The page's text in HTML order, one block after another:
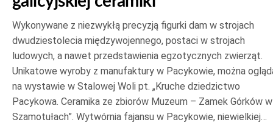
Wykonywane z niezwykłą precyzją figurki dam w strojach
dwudziestolecia międzywojennego, postaci w strojach
ludowych, a nawet przedstawienia egzotycznych zwierząt.
Unikatowe wyroby z manufaktury w Pacykowie, można
na wystawie w Stalowej Woli pt. „Kruche dziedzictwo
Pacykowa. Ceramika ze zbiorów Muzeum – Zamek Górków w
Szamotułach”. Wytwórnia fajansu w Pacykowie, niewielkiej…